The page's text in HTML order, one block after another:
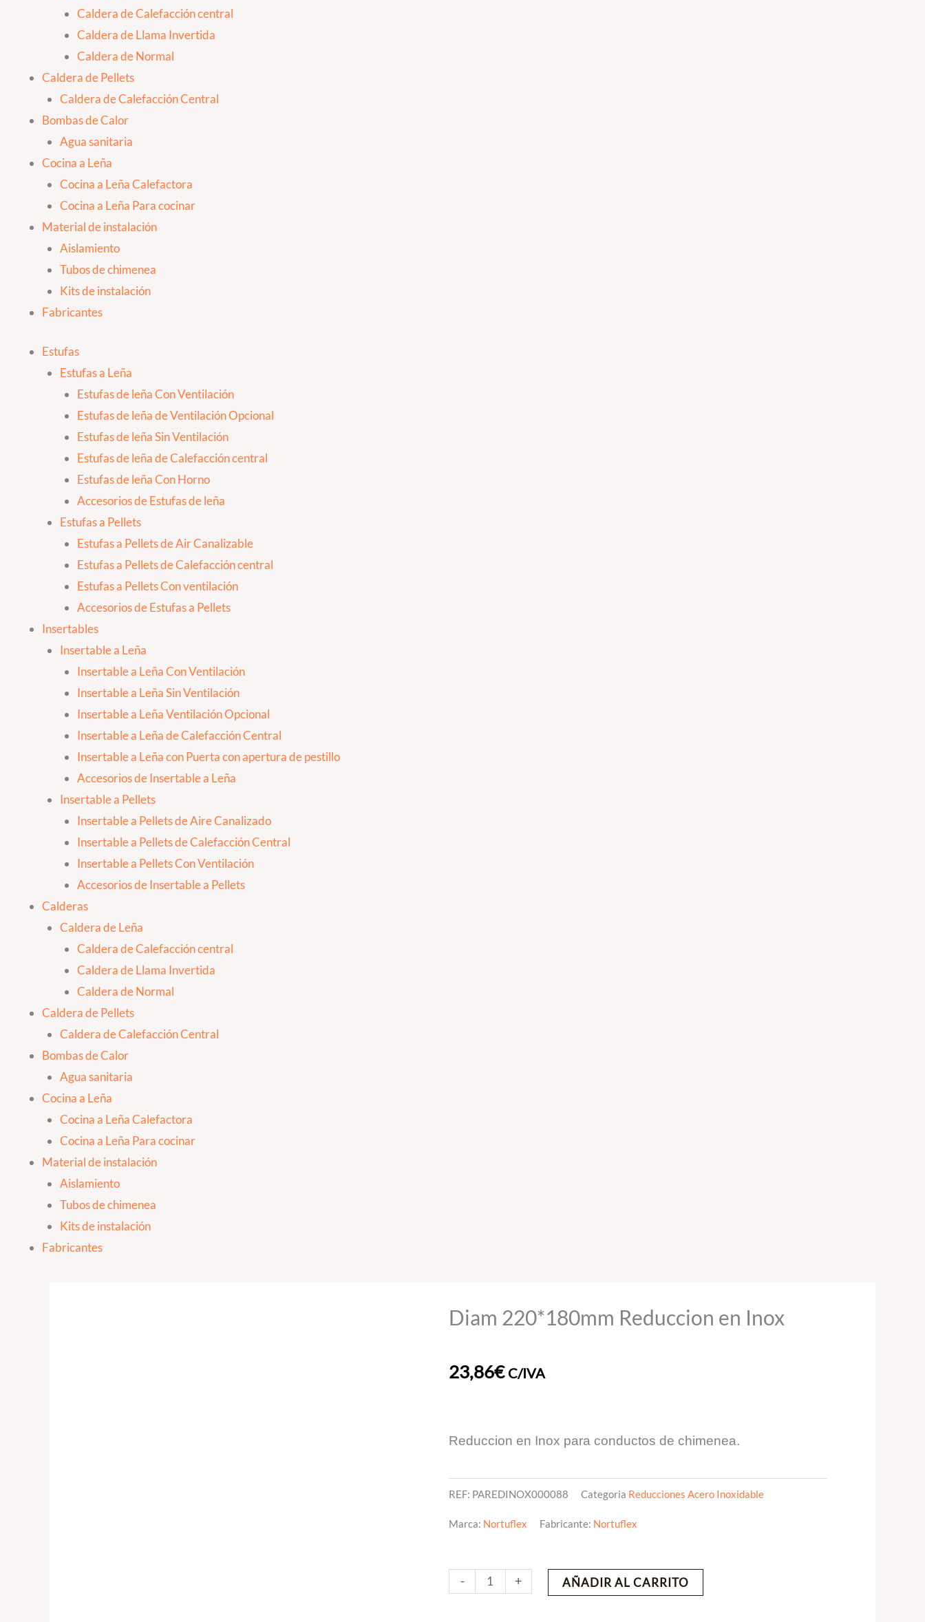
Caldera de Calefacción central
Caldera de Llama Invertida
Caldera de Normal
Caldera de Pellets
Caldera de Calefacción Central
Bombas de Calor
Agua sanitaria
Cocina a Leña
Cocina a Leña Calefactora
Cocina a Leña Para cocinar
Material de instalación
Aislamiento
Tubos de chimenea
Kits de instalación
Fabricantes
Estufas
Estufas a Leña
Estufas de leña Con Ventilación
Estufas de leña de Ventilación Opcional
Estufas de leña Sin Ventilación
Estufas de leña de Calefacción central
Estufas de leña Con Horno
Accesorios de Estufas de leña
Estufas a Pellets
Estufas a Pellets de Air Canalizable
Estufas a Pellets de Calefacción central
Estufas a Pellets Con ventilación
Accesorios de Estufas a Pellets
Insertables
Insertable a Leña
Insertable a Leña Con Ventilación
Insertable a Leña Sin Ventilación
Insertable a Leña Ventilación Opcional
Insertable a Leña de Calefacción Central
Insertable a Leña con Puerta con apertura de pestillo
Accesorios de Insertable a Leña
Insertable a Pellets
Insertable a Pellets de Aire Canalizado
Insertable a Pellets de Calefacción Central
Insertable a Pellets Con Ventilación
Accesorios de Insertable a Pellets
Calderas
Caldera de Leña
Caldera de Calefacción central
Caldera de Llama Invertida
Caldera de Normal
Caldera de Pellets
Caldera de Calefacción Central
Bombas de Calor
Agua sanitaria
Cocina a Leña
Cocina a Leña Calefactora
Cocina a Leña Para cocinar
Material de instalación
Aislamiento
Tubos de chimenea
Kits de instalación
Fabricantes
Diam 220*180mm Reduccion en Inox
23,86€ C/IVA
Reduccion en Inox para conductos de chimenea.
REF: PAREDINOX000088 Categoria Reducciones Acero Inoxidable
Marca: Nortuflex Fabricante: Nortuflex
-
Diam
+ AÑADIR AL CARRITO